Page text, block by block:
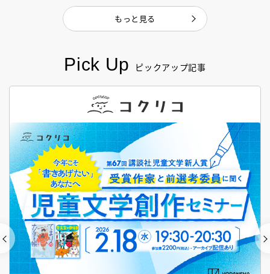
Pick Up ピックアップ記事
もっと見る